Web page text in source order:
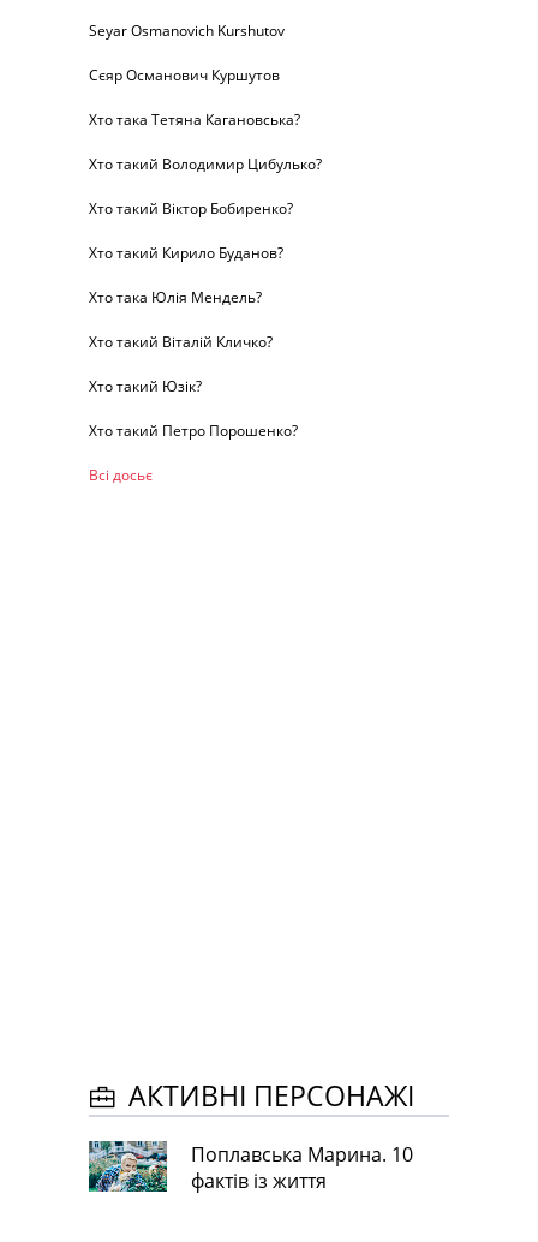
Seyar Osmanovich Kurshutov
Сєяр Османович Куршутов
Хто така Тетяна Кагановська?
Хто такий Володимир Цибулько?
Хто такий Віктор Бобиренко?
Хто такий Кирило Буданов?
Хто така Юлія Мендель?
Хто такий Віталій Кличко?
Хто такий Юзік?
Хто такий Петро Порошенко?
Всі досьє
АКТИВНІ ПЕРСОНАЖІ
Поплавська Марина. 10
фактів із життя